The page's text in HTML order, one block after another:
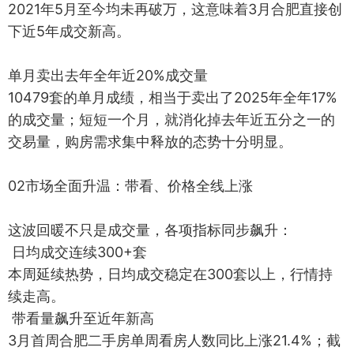
2021年5月至今均未再破万，这意味着3月合肥直接创
下近5年成交新高。
单月卖出去年全年近20%成交量
10479套的单月成绩，相当于卖出了2025年全年17%
的成交量；短短一个月，就消化掉去年近五分之一的
交易量，购房需求集中释放的态势十分明显。
02市场全面升温：带看、价格全线上涨
这波回暖不只是成交量，各项指标同步飙升：
日均成交连续300+套
本周延续热势，日均成交稳定在300套以上，行情持
续走高。
带看量飙升至近年新高
3月首周合肥二手房单周看房人数同比上涨21.4%；截